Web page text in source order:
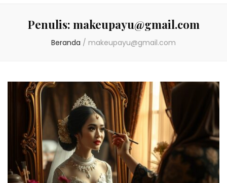
Penulis: makeupayu@gmail.com
Beranda / makeupayu@gmail.com